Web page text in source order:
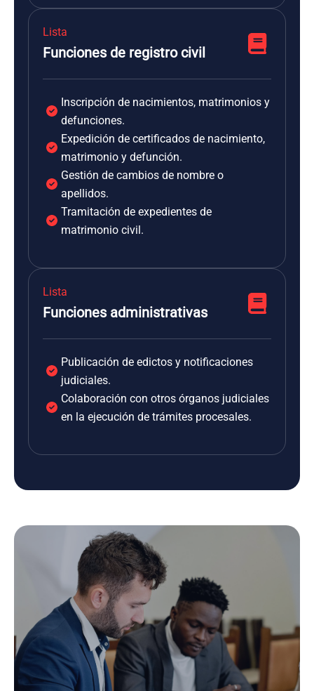
Lista
Funciones de registro civil
Inscripción de nacimientos, matrimonios y
defunciones.
Expedición de certificados de nacimiento,
matrimonio y defunción.
Gestión de cambios de nombre o
apellidos.
Tramitación de expedientes de
matrimonio civil.
Lista
Funciones administrativas
Publicación de edictos y notificaciones
judiciales.
Colaboración con otros órganos judiciales
en la ejecución de trámites procesales.